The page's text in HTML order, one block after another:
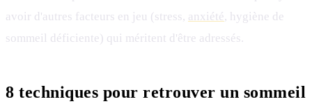
avoir d'autres facteurs en jeu (stress, anxiété, hygiène de
sommeil déficiente) qui méritent d'être adressés.
8 techniques pour retrouver un sommeil